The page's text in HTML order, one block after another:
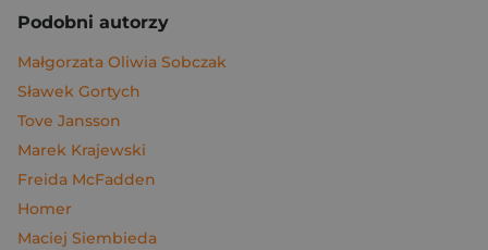
Podobni autorzy
Małgorzata Oliwia Sobczak
Sławek Gortych
Tove Jansson
Marek Krajewski
Freida McFadden
Homer
Maciej Siembieda